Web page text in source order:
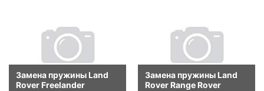
Замена пружины Land
Rover Freelander
Замена пружины Land
Rover Range Rover